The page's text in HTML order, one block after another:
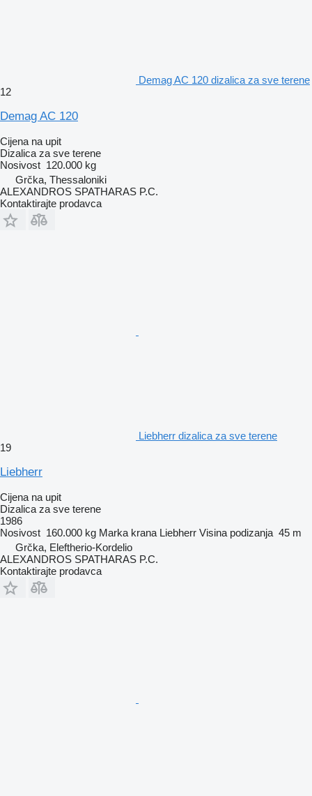
Demag AC 120 dizalica za sve terene
12
Demag AC 120
Cijena na upit
Dizalica za sve terene
Nosivost 120.000 kg
Grčka, Thessaloniki
ALEXANDROS SPATHARAS P.C.
Kontaktirajte prodavca
Liebherr dizalica za sve terene
19
Liebherr
Cijena na upit
Dizalica za sve terene
1986
Nosivost 160.000 kg Marka krana Liebherr Visina podizanja 45 m
Grčka, Eleftherio-Kordelio
ALEXANDROS SPATHARAS P.C.
Kontaktirajte prodavca